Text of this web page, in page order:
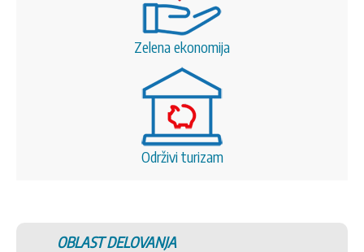
Zelena ekonomija
Održivi turizam
OBLAST DELOVANJA